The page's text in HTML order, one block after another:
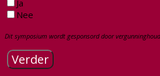
Ja
Nee
Dit symposium wordt gesponsord door
Verder